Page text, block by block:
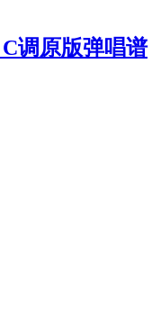
调原版弹唱谱